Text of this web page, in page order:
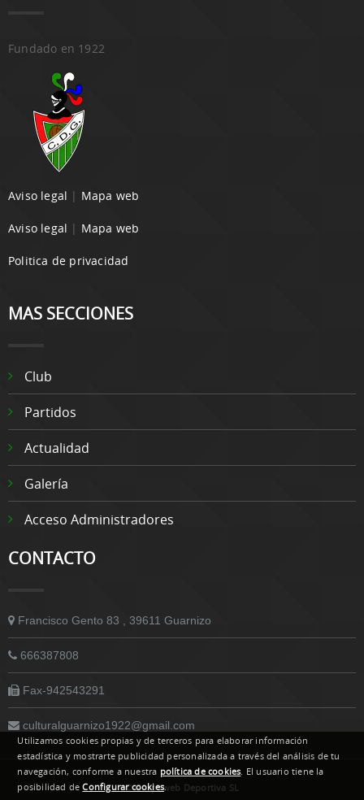
Fundado en 1922
Aviso legal | Mapa web
Aviso legal | Mapa web
Politica de privacidad
MAS SECCIONES
Club
Partidos
Actualidad
Galería
Acceso Administradores
CONTACTO
Francisco Gento 83 , 39611 Guarnizo
666387808
Fax-942543291
culturalguarnizo1922@gmail.com
© Grupoweb Deportiva SL
Utilizamos cookies propias y de terceros para elaborar información
estadística y mostrarte publicidad personalizada a través del análisis de tu
navegación, conforme a nuestra política de cookies . El usuario tiene la
posibilidad deConfigurar cookies.